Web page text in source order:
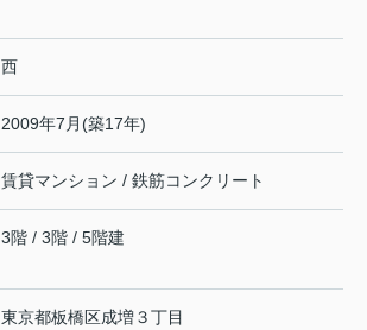
西
2009年7月(築17年)
賃貸マンション / 鉄筋コンクリート
3階 / 3階 / 5階建
東京都板橋区成増３丁目